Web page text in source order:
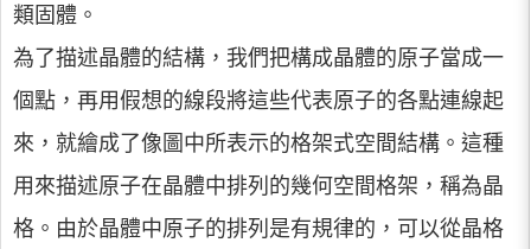
類固體。
為了描述晶體的結構，我們把構成晶體的原子當成一
個點，再用假想的線段將這些代表原子的各點連線起
來，就繪成了像圖中所表示的格架式空間結構。這種
用來描述原子在晶體中排列的幾何空間格架，稱為晶
格。由於晶體中原子的排列是有規律的，可以從晶格